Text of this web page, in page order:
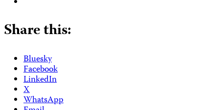
Share this:
Bluesky
Facebook
LinkedIn
X
WhatsApp